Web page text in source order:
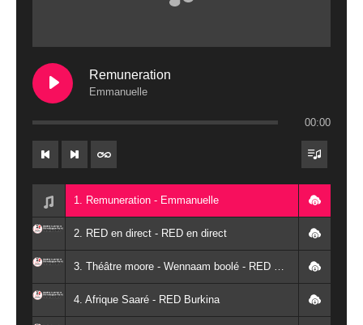
Remuneration
Emmanuelle
00:00
1. Remuneration - Emmanuelle
2. RED en direct - RED en direct
3. Théâtre moore - Wennaam boolé - RED Burkina
4. Afrique Saaré - RED Burkina